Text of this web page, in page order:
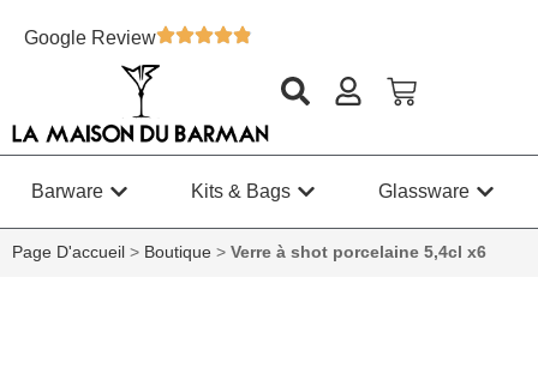
Google Review
Barware Kits & Bags Glassware
Page D'accueil > Boutique > Verre à shot porcelaine 5,4cl x6